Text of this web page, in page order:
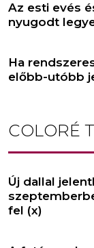
Az esti evés
nyugodt
Ha
előbb-utóbb
COLORÉ
Új dallal
fel (x)